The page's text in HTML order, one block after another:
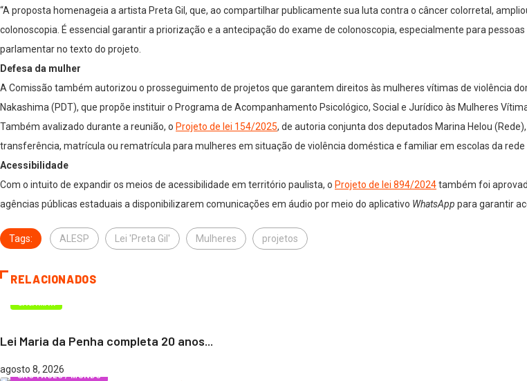
“A proposta homenageia a artista Preta Gil, que, ao compartilhar publicamente sua luta contra o câncer colorretal,
colonoscopia. É essencial garantir a priorização e a antecipação do exame de colonoscopia, especialmente para
parlamentar no texto do projeto.
Defesa da mulher
A Comissão também autorizou o prosseguimento de projetos que garantem direitos às mulheres vítimas de violência
Nakashima (PDT), que propõe instituir o Programa de Acompanhamento Psicológico, Social e Jurídico às Mulheres
Também avalizado durante a reunião, o Projeto de lei 154/2025, de autoria conjunta dos deputados Marina Helou
transferência, matrícula ou rematrícula para mulheres em situação de violência doméstica e familiar em escolas da rede
Acessibilidade
Com o intuito de expandir os meios de acessibilidade em território paulista, o Projeto de lei 894/2024também foi
agências públicas estaduais a disponibilizarem comunicações em áudio por meio do aplicativo WhatsApp para garantir
Tags: ALESP Lei 'Preta Gil' Mulheres projetos
RELACIONADOS
CAJAMAR
Lei Maria da Penha completa 20 anos...
agosto 8, 2026
SÃO PAULO / MUNDO